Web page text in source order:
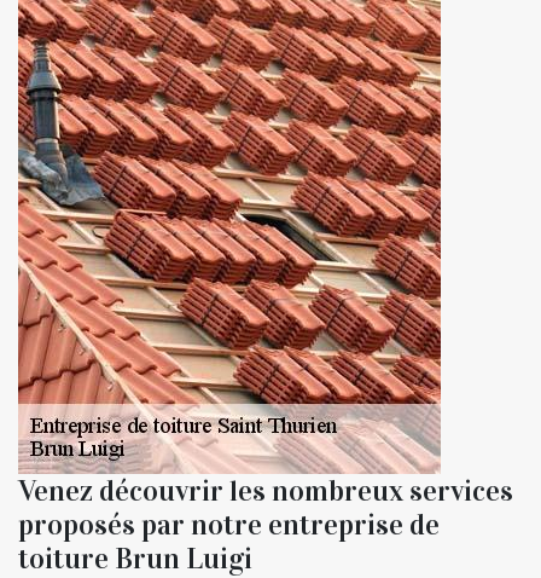
Venez découvrir les nombreux services
proposés par notre entreprise de
toiture Brun Luigi